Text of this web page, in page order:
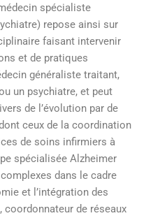
spécialiste
repose ainsi sur
faisant intervenir
et de pratiques
généraliste traitant,
un psychiatre, et peut
de l’évolution par de
ceux de la coordination
de soins infirmiers à
spécialisée Alzheimer
dans le cadre
et l’intégration des
coordonnateur de réseaux